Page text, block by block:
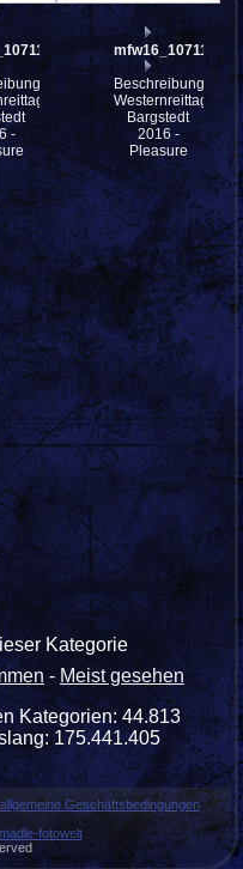
-
mfw16_107112ww
Beschreibung:
Westernreittage
Bargstedt
2016 -
Pleasure
Kategorie
- Meist gesehen
Kategorien: 44.813
175.441.405
allgemeine Geschäftsbedingungen
madle-fotowelt